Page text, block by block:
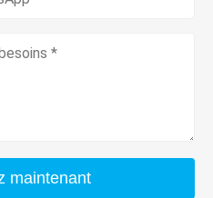
maintenant